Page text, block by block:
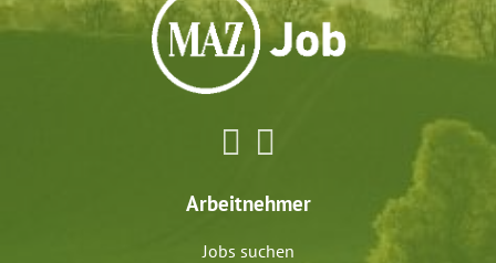
Arbeitnehmer
Jobs suchen